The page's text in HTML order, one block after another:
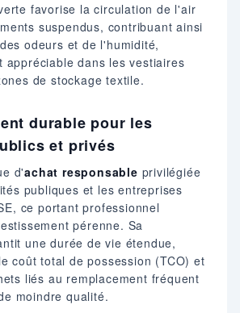
favorise la circulation de l'air
suspendus, contribuant ainsi
odeurs et de l'humidité,
appréciable dans les vestiaires
de stockage textile.
durable pour les
et privés
d'achat responsable privilégiée
publiques et les entreprises
ce portant professionnel
pérenne. Sa
une durée de vie étendue,
coût total de possession (TCO) et
liés au remplacement fréquent
moindre qualité.